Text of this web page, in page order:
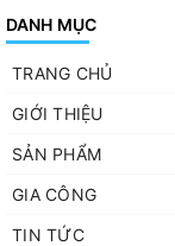
DANH MỤC
TRANG CHỦ
GIỚI THIỆU
SẢN PHẨM
GIA CÔNG
TIN TỨC